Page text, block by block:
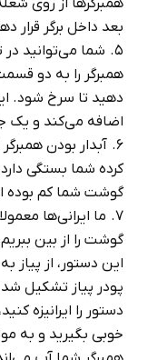
بعد داخل برگر قرار
شما می‌توانید در
همبرگر را به دو
دهید تا سرخ شود.
اضافه می‌کند و یک
آبدار بودن
کرده شما بستگی
گوشت شما کم بوده
ما ایرانی‌ها
گوشت را از بین
این دستور، از پیاز
پودر پیاز تشکیل
دستور را ایرانیزه
خوبی بگیرید و به